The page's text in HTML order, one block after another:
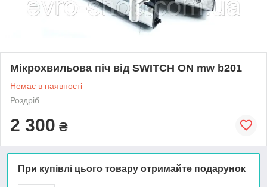
Мікрохвильова піч від SWITCH ON mw b201
Немає в наявності
Роздріб
2 300 ₴
При купівлі цього товару отримайте подарунок